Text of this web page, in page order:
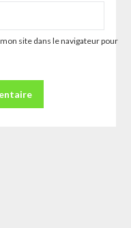
site dans le navigateur pour